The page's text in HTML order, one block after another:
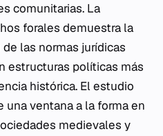
comunitarias. La
forales demuestra la
las normas jurídicas
estructuras políticas más
histórica. El estudio
ventana a la forma en
medievales y